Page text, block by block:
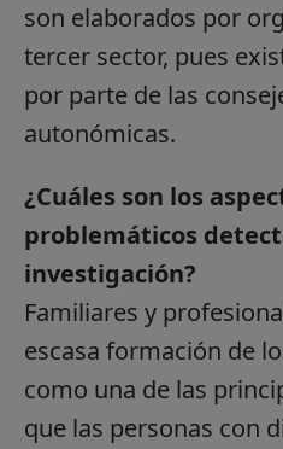
son elaborados por
tercer sector, pues
por parte de las
autonómicas.
¿Cuáles son los
problemáticos
investigación?
Familiares y
escasa formación de
como una de las
que las personas con